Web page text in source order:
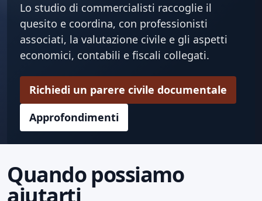
Lo studio di commercialisti raccoglie il
quesito e coordina, con professionisti
associati, la valutazione civile e gli aspetti
economici, contabili e fiscali collegati.
Richiedi un parere civile documentale
Approfondimenti
Quando possiamo